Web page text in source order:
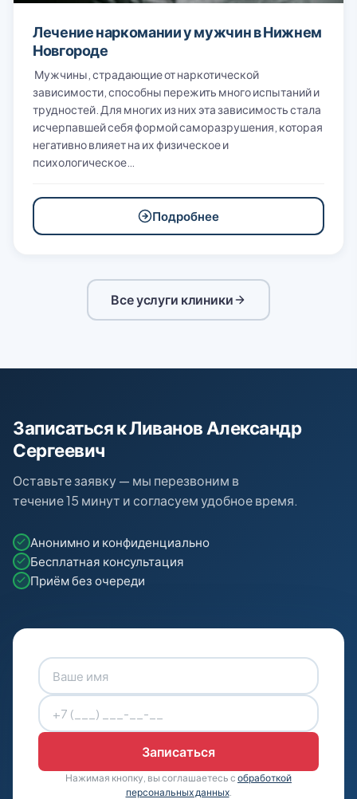
Лечение наркомании у мужчин в Нижнем
Новгороде
Мужчины, страдающие от наркотической
зависимости, способны пережить много испытаний и
трудностей. Для многих из них эта зависимость стала
исчерпавшей себя формой саморазрушения, которая
негативно влияет на их физическое и
психологическое…
Подробнее
Все услуги клиники
Записаться к Ливанов Александр
Сергеевич
Оставьте заявку — мы перезвоним в
течение 15 минут и согласуем удобное время.
Анонимно и конфиденциально
Бесплатная консультация
Приём без очереди
Нажимая кнопку, вы соглашаетесь с обработкой
персональных данных.